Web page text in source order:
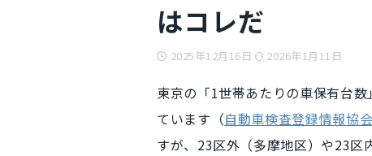
はコレだ
2025年12月16日 2026年1月11日
東京の「1世帯あたりの車保有台
ています（自動車検査登録情報協会
すが、 23区外（多摩地区）や23区